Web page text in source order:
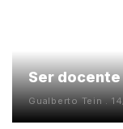
Ser docente
Gualberto Tein